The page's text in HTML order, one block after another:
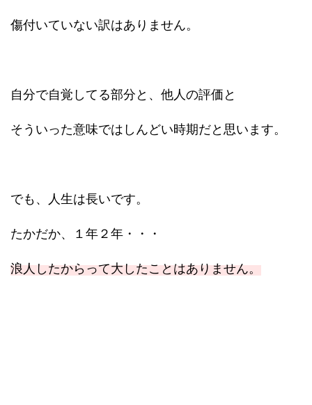
傷付いていない訳はありません。
自分で自覚してる部分と、他人の評価と
そういった意味ではしんどい時期だと思います。
でも、人生は長いです。
たかだか、１年２年・・・
浪人したからって大したことはありません。